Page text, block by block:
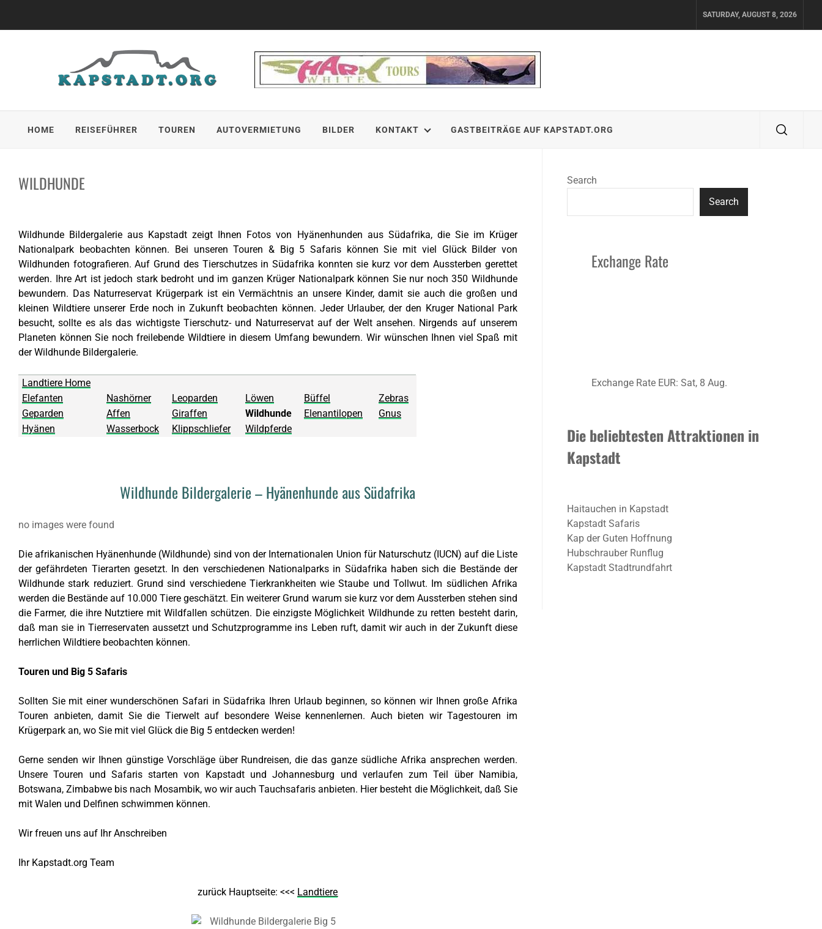
SATURDAY, AUGUST 8, 2026
HOME REISEFÜHRER TOUREN AUTOVERMIETUNG BILDER KONTAKT GASTBEITRÄGE AUF KAPSTADT.ORG
WILDHUNDE
Wildhunde Bildergalerie aus Kapstadt zeigt Ihnen Fotos von Hyänenhunden aus Südafrika, die Sie im Krüger
Nationalpark beobachten können. Bei unseren Touren & Big 5 Safaris können Sie mit viel Glück Bilder von
Wildhunden fotografieren. Auf Grund des Tierschutzes in Südafrika konnten sie kurz vor dem Aussterben gerettet
werden. Ihre Art ist jedoch stark bedroht und im ganzen Krüger Nationalpark können Sie nur noch 350 Wildhunde
bewundern. Das Naturreservat Krügerpark ist ein Vermächtnis an unsere Kinder, damit sie auch die großen und
kleinen Wildtiere unserer Erde noch in Zukunft beobachten können. Jeder Urlauber, der den Kruger National Park
besucht, sollte es als das wichtigste Tierschutz- und Naturreservat auf der Welt ansehen. Nirgends auf unserem
Planeten können Sie noch freilebende Wildtiere in diesem Umfang bewundern. Wir wünschen Ihnen viel Spaß mit
der Wildhunde Bildergalerie.
Landtiere Home
Elefanten
Nashörner Leoparden Löwen Büffel
Zebras
Geparden
Affen Giraffen Wildhunde Elenantilopen
Gnus
Hyänen
Wasserbock Klippschliefer Wildpferde
Wildhunde Bildergalerie – Hyänenhunde aus Südafrika
no images were found
Die afrikanischen Hyänenhunde (Wildhunde) sind von der Internationalen Union für Naturschutz (IUCN) auf die Liste
der gefährdeten Tierarten gesetzt. In den verschiedenen Nationalparks in Südafrika haben sich die Bestände der
Wildhunde stark reduziert. Grund sind verschiedene Tierkrankheiten wie Staube und Tollwut. Im südlichen Afrika
werden die Bestände auf 10.000 Tiere geschätzt. Ein weiterer Grund warum sie kurz vor dem Aussterben stehen sind
die Farmer, die ihre Nutztiere mit Wildfallen schützen. Die einzigste Möglichkeit Wildhunde zu retten besteht darin,
daß man sie in Tierreservaten aussetzt und Schutzprogramme ins Leben ruft, damit wir auch in der Zukunft diese
herrlichen Wildtiere beobachten können.
Touren und Big 5 Safaris
Sollten Sie mit einer wunderschönen Safari in Südafrika Ihren Urlaub beginnen, so können wir Ihnen große Afrika
Touren anbieten, damit Sie die Tierwelt auf besondere Weise kennenlernen. Auch bieten wir Tagestouren im
Krügerpark an, wo Sie mit viel Glück die Big 5 entdecken werden!
Gerne senden wir Ihnen günstige Vorschläge über Rundreisen, die das ganze südliche Afrika ansprechen werden.
Unsere Touren und Safaris starten von Kapstadt und Johannesburg und verlaufen zum Teil über Namibia,
Botswana, Zimbabwe bis nach Mosambik, wo wir auch Tauchsafaris anbieten. Hier besteht die Möglichkeit, daß Sie
mit Walen und Delfinen schwimmen können.
Wir freuen uns auf Ihr Anschreiben
Ihr Kapstadt.org Team
zurück Hauptseite: <<< Landtiere
Search
Search
Exchange Rate
Exchange Rate EUR: Sat, 8 Aug.
Die beliebtesten Attraktionen in
Kapstadt
Haitauchen in Kapstadt
Kapstadt Safaris
Kap der Guten Hoffnung
Hubschrauber Runflug
Kapstadt Stadtrundfahrt